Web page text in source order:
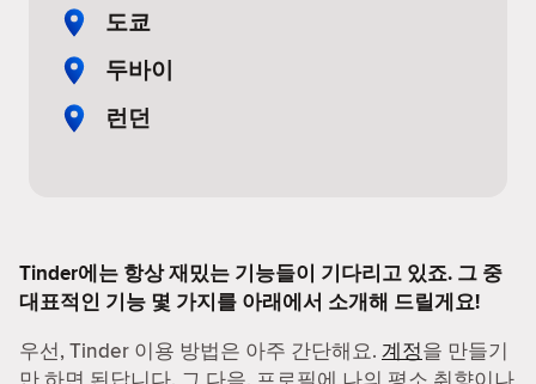
도쿄
두바이
런던
Tinder에는 항상 재밌는 기능들이 기다리고 있죠. 그 중
대표적인 기능 몇 가지를 아래에서 소개해 드릴게요!
우선, Tinder 이용 방법은 아주 간단해요. 계정을 만들기